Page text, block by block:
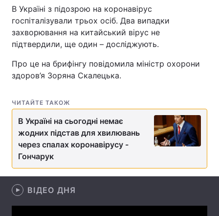
Головна Війна
Україна Політика
Спорт Наука
Техно і зв'язок
Зброя Інциденти
Здоров'я Туризм
Цікавинки
Екологія
Лонгріди
В Україні з підозрою на коронавірус
госпіталізували трьох осіб. Два випадки
захворювання на китайський вірус не
підтвердили, ще один – досліджують.
Про це на брифінгу повідомила міністр охорони
здоров’я Зоряна Скалецька.
ЧИТАЙТЕ ТАКОЖ
В Україні на сьогодні немає
жодних підстав для хвилювань
через спалах коронавірусу -
Гончарук
ВІДЕО ДНЯ